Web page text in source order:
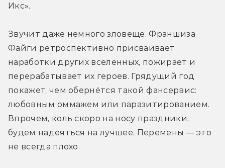
Икс».
Звучит даже немного зловеще. Франшиза
Файги ретроспективно присваивает
наработки других вселенных, пожирает и
перерабатывает их героев. Грядущий год
покажет, чем обернётся такой фансервис:
любовным оммажем или паразитированием.
Впрочем, коль скоро на носу праздники,
будем надеяться на лучшее. Перемены — это
не всегда плохо.